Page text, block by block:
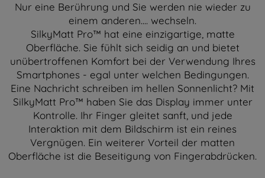
Nur eine Berührung und Sie werden nie wieder zu
einem anderen.... wechseln.
SilkyMatt Pro™ hat eine einzigartige, matte
Oberfläche. Sie fühlt sich seidig an und bietet
unübertroffenen Komfort bei der Verwendung Ihres
Smartphones - egal unter welchen Bedingungen.
Eine Nachricht schreiben im hellen Sonnenlicht? Mit
SilkyMatt Pro™ haben Sie das Display immer unter
Kontrolle. Ihr Finger gleitet sanft, und jede
Interaktion mit dem Bildschirm ist ein reines
Vergnügen. Ein weiterer Vorteil der matten
Oberfläche ist die Beseitigung von Fingerabdrücken.